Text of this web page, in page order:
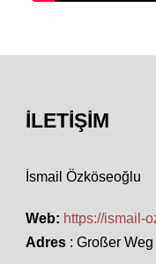
İLETIŞIM
İsmail Özköseoğlu
Web: https://ismail-
Adres : Großer